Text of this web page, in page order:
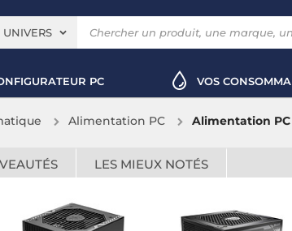
UNIVERS
PC VOS
Alimentation PC Alimentation PC
LES MIEUX NOTÉS